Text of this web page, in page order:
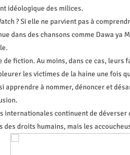
idéologique des milices.
? Si elle ne parvient pas à
dans des chansons comme Dawa
fiction. Au moins, dans ce cas, leurs
les victimes de la haine une fois
apprendre à nommer, dénoncer et
internationales continuent de
des droits humains, mais les